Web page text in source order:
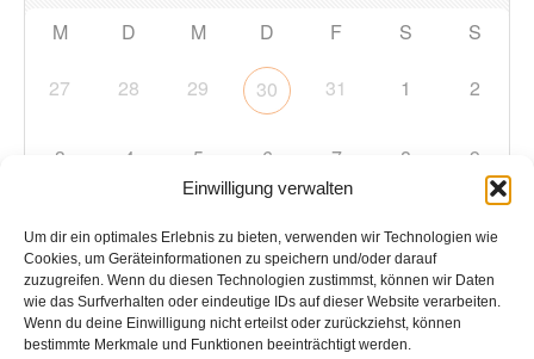
Einwilligung verwalten
Um dir ein optimales Erlebnis zu bieten, verwenden wir Technologien wie
Cookies, um Geräteinformationen zu speichern und/oder darauf
zuzugreifen. Wenn du diesen Technologien zustimmst, können wir Daten
wie das Surfverhalten oder eindeutige IDs auf dieser Website verarbeiten.
Wenn du deine Einwilligung nicht erteilst oder zurückziehst, können
bestimmte Merkmale und Funktionen beeinträchtigt werden.
M D M D F S S
27 28 29 30 31 1 2
3 4 5 6 7 8 9
10 11 12 13 14 15
17 18 19 20 21 22 23